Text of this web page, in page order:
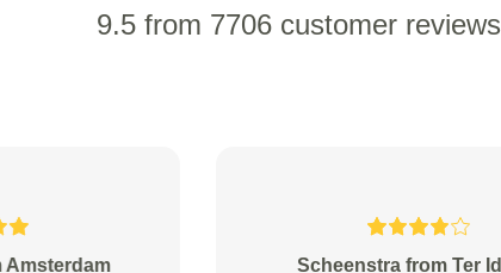
9.5 from 7706 customer reviews
Toon van Driel from 's-